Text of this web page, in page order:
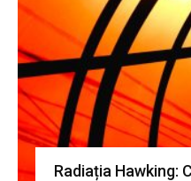
Radiația Hawking: